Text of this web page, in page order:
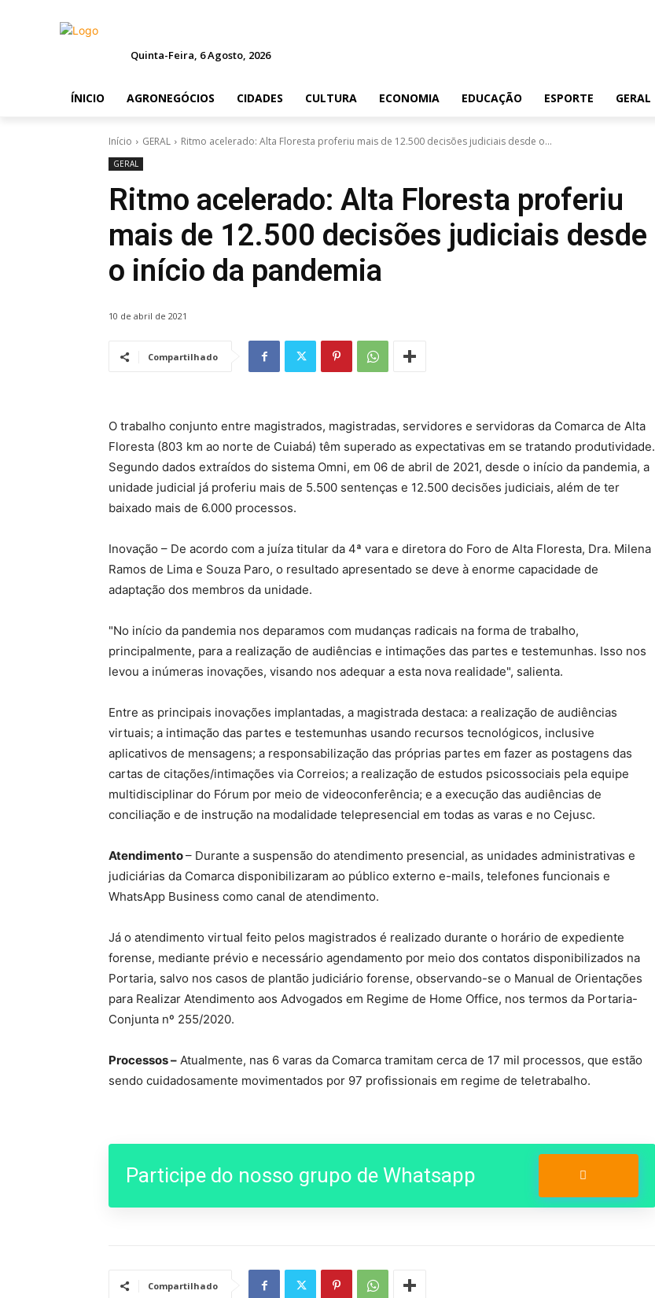
Quinta-Feira, 6 Agosto, 2026
ÍNICIO AGRONEGÓCIOS CIDADES CULTURA ECONOMIA EDUCAÇÃO ESPORTE GERAL
Início GERAL Ritmo acelerado: Alta Floresta proferiu mais de 12.500 decisões judiciais desde o...
GERAL
Ritmo acelerado: Alta Floresta proferiu
mais de 12.500 decisões judiciais desde
o início da pandemia
10 de abril de 2021
Compartilhado
O trabalho conjunto entre magistrados, magistradas, servidores e servidoras da Comarca de Alta
Floresta (803 km ao norte de Cuiabá) têm superado as expectativas em se tratando produtividade.
Segundo dados extraídos do sistema Omni, em 06 de abril de 2021, desde o início da pandemia, a
unidade judicial já proferiu mais de 5.500 sentenças e 12.500 decisões judiciais, além de ter
baixado mais de 6.000 processos.
Inovação – De acordo com a juíza titular da 4ª vara e diretora do Foro de Alta Floresta, Dra. Milena
Ramos de Lima e Souza Paro, o resultado apresentado se deve à enorme capacidade de
adaptação dos membros da unidade.
"No início da pandemia nos deparamos com mudanças radicais na forma de trabalho,
principalmente, para a realização de audiências e intimações das partes e testemunhas. Isso nos
levou a inúmeras inovações, visando nos adequar a esta nova realidade", salienta.
Entre as principais inovações implantadas, a magistrada destaca: a realização de audiências
virtuais; a intimação das partes e testemunhas usando recursos tecnológicos, inclusive
aplicativos de mensagens; a responsabilização das próprias partes em fazer as postagens das
cartas de citações/intimações via Correios; a realização de estudos psicossociais pela equipe
multidisciplinar do Fórum por meio de videoconferência; e a execução das audiências de
conciliação e de instrução na modalidade telepresencial em todas as varas e no Cejusc.
Atendimento– Durante a suspensão do atendimento presencial, as unidades administrativas e
judiciárias da Comarca disponibilizaram ao público externo e-mails, telefones funcionais e
WhatsApp Business como canal de atendimento.
Já o atendimento virtual feito pelos magistrados é realizado durante o horário de expediente
forense, mediante prévio e necessário agendamento por meio dos contatos disponibilizados na
Portaria, salvo nos casos de plantão judiciário forense, observando-se o Manual de Orientações
para Realizar Atendimento aos Advogados em Regime de Home Office, nos termos da Portaria-
Conjunta nº 255/2020.
Processos – Atualmente, nas 6 varas da Comarca tramitam cerca de 17 mil processos, que estão
sendo cuidadosamente movimentados por 97 profissionais em regime de teletrabalho.
Participe do nosso grupo de Whatsapp
Compartilhado